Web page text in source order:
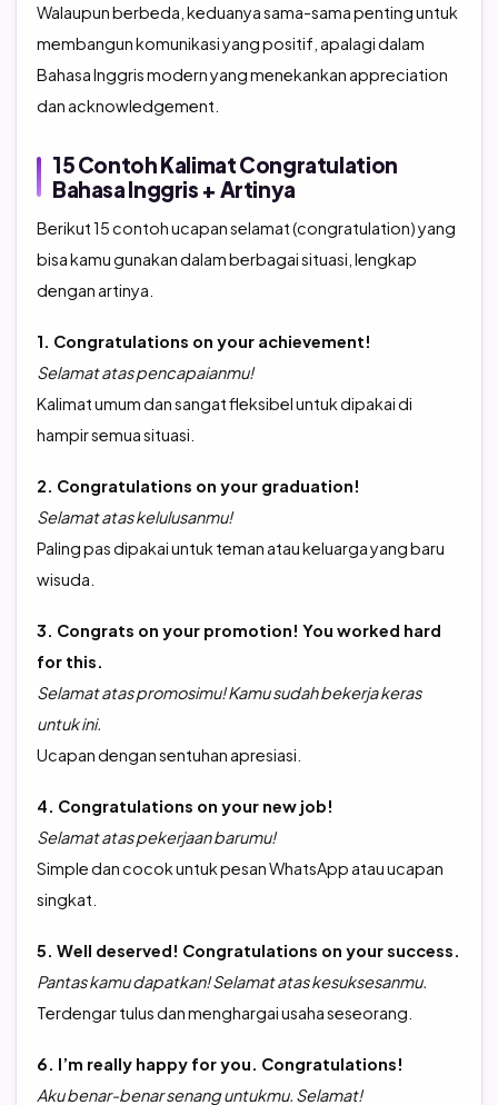
Walaupun berbeda, keduanya sama-sama penting untuk
membangun komunikasi yang positif, apalagi dalam
Bahasa Inggris modern yang menekankan appreciation
dan acknowledgement.
15 Contoh Kalimat Congratulation
Bahasa Inggris + Artinya
Berikut 15 contoh ucapan selamat (congratulation) yang
bisa kamu gunakan dalam berbagai situasi, lengkap
dengan artinya.
1. Congratulations on your achievement!
Selamat atas pencapaianmu!
Kalimat umum dan sangat fleksibel untuk dipakai di
hampir semua situasi.
2. Congratulations on your graduation!
Selamat atas kelulusanmu!
Paling pas dipakai untuk teman atau keluarga yang baru
wisuda.
3. Congrats on your promotion! You worked hard
for this.
Selamat atas promosimu! Kamu sudah bekerja keras
untuk ini.
Ucapan dengan sentuhan apresiasi.
4. Congratulations on your new job!
Selamat atas pekerjaan barumu!
Simple dan cocok untuk pesan WhatsApp atau ucapan
singkat.
5. Well deserved! Congratulations on your success.
Pantas kamu dapatkan! Selamat atas kesuksesanmu.
Terdengar tulus dan menghargai usaha seseorang.
6. I’m really happy for you. Congratulations!
Aku benar-benar senang untukmu. Selamat!